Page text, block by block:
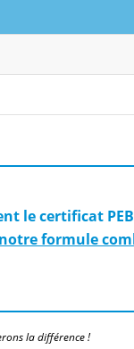
le certificat
notre formule
la différence !